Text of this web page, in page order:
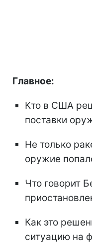
Главное:
Кто в США
поставки
Не только
оружие
Что говорит
Как это
ситуацию на